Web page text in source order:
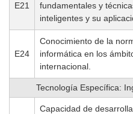
E21
fundamentales y
inteligentes y su
E24
Conocimiento de la
informática en los
internacional.
Tecnología Específica:
Capacidad de